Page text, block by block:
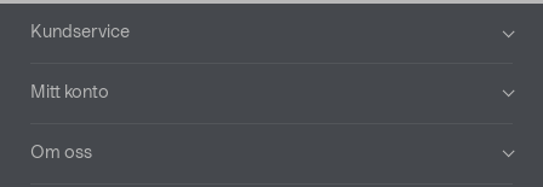
Sidfot
Kundservice
Mitt konto
Om oss